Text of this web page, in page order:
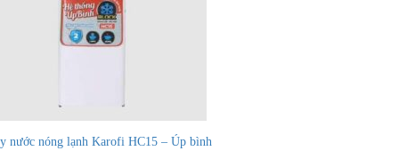
nước nóng lạnh Karofi HC15 – Úp bình